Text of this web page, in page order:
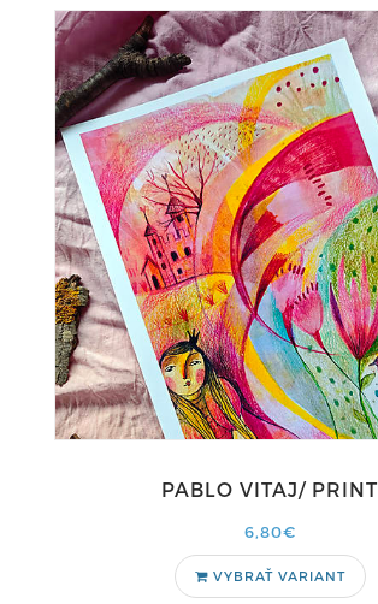
PABLO VITAJ/ PRINT
6,80€
VYBRAŤ VARIANT